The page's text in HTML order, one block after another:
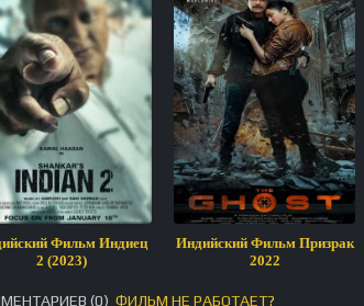
Фильм Индиец
2 (2023)
Индийский Фильм Призрак
2022
(0) ФИЛЬМ НЕ РАБОТАЕТ?